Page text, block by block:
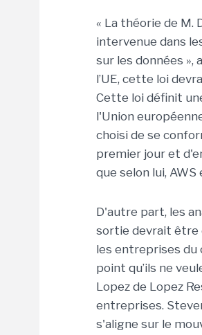
« La théorie de M.
intervenue dans
sur les données »,
l’UE, cette loi
Cette loi définit
l'Union
choisi de se
premier jour et
que selon lui,
D'autre part, les
sortie devrait être
les entreprises du
point qu’ils ne
Lopez de Lopez
entreprises.
s'aligne sur le